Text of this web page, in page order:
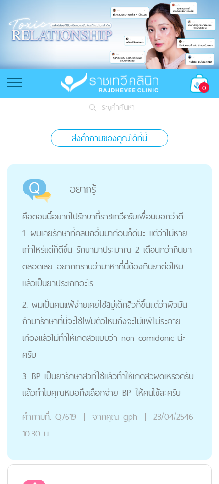
0
ระบุคำค้นหา
ส่งคำถามของคุณได้ที่นี่
อยากรู้
คือตอนนี้อยากไปรักษาที่ราชเทวีครับเพื่อนบอกว่าดี
1. ผมเคยรักษาที่คลินิกอื่นมาก่อนก็ดีนะ แต่ว่าไม่หาย
เท่าไหร่แต่ก็ดีขึ้น รักษามาประมาณ 2 เดือนกว่ากินยา
ตลอดเลย อยากทราบว่ามาหาที่นี่ต้องกินยาต่อไหม
แล้วเป็นยาประเภทอะไร
2. ผมเป็นคนแพ้ง่ายเคยใช้สบู่เด็กสิวก็ขึ้นแต่ว่าผิวมัน
ถ้ามารักษาที่นี่จะใช้โฟมตัวไหนถึงจะไม่แพ้ไม่ระคาย
เคืองแล้วไม่ทำให้เกิดสิวแบบว่า non comidonic น่ะ
ครับ
3. BP เป็นยารักษาสิวที่ใช้แล้วทำให้เกิดสิวผดเหรอครับ
แล้วทำไมคุณหมอถึงเลือกจ่าย BP ให้คนไข้ละครับ
คำถามที่: Q7619 | จากคุณ gph | 23/04/2546
10:30 น.